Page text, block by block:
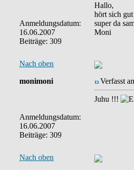
Anmeldungsdatum:
16.06.2007
Beiträge: 309
Hallo,
hört sich
super da
Moni
Nach oben
monimoni
Anmeldungsdatum:
16.06.2007
Beiträge: 309
Verfasst
Juhu !!!
Nach oben